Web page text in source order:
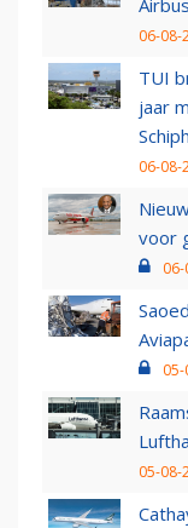
06-08-
TUI
jaar
06-08-
voor
05-08-